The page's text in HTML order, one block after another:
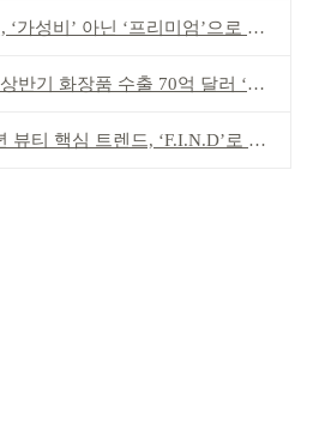
성비’ 아닌 ‘프리미엄’으로 승부걸어야
반기 화장품 수출 70억 달러 ‘역대 최고’
티 핵심 트렌드, ‘F.I.N.D’로 읽는다